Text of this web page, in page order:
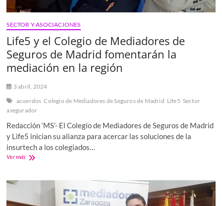
del
Barcelona
SECTOR Y ASOCIACIONES
Life5 y el Colegio de Mediadores de
Seguros de Madrid fomentarán la
mediación en la región
3 abril, 2024
acuerdos Colegio de Mediadores de Seguros de Madrid Life5 Sector
asegurador
Redacción ‘MS’- El Colegio de Mediadores de Seguros de Madrid
y Life5 inician su alianza para acercar las soluciones de la
insurtech a los colegiados…
Ver másLife5
Colegio